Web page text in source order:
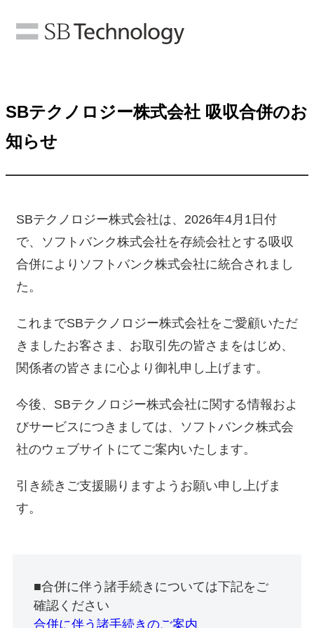
SBテクノロジー株式会社 吸収合併のお
知らせ
SBテクノロジー株式会社は、2026年4月1日付
で、ソフトバンク株式会社を存続会社とする吸収
合併によりソフトバンク株式会社に統合されまし
た。
これまでSBテクノロジー株式会社をご愛顧いただ
きましたお客さま、お取引先の皆さまをはじめ、
関係者の皆さまに心より御礼申し上げます。
今後、SBテクノロジー株式会社に関する情報およ
びサービスにつきましては、ソフトバンク株式会
社のウェブサイトにてご案内いたします。
引き続きご支援賜りますようお願い申し上げま
す。
■合併に伴う諸手続きについては下記をご
確認ください
合併に伴う諸手続きのご案内